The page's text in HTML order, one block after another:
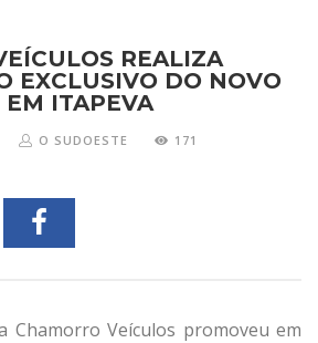
REALIZA
EXCLUSIVO DO NOVO
ITAPEVA
O SUDOESTE 171
Chamorro Veículos promoveu em